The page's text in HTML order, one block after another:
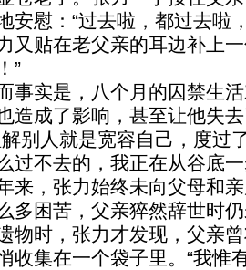
安慰：“过去啦，都过去啦
又贴在老父亲的耳边补上
”
实是，八个月的囚禁生活
造成了影响，甚至让他失
解别人就是宽容自己，度过
过不去的，我正在从谷底
，张力始终未向父母和亲
多困苦，父亲猝然辞世时
物时，张力才发现，父亲
收集在一个袋子里。“我惟